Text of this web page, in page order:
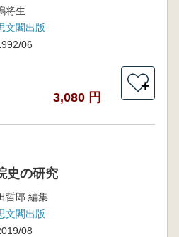
将生
文閣出版
06
3,080 円
＋
史の研究
哲郎 編集
文閣出版
08